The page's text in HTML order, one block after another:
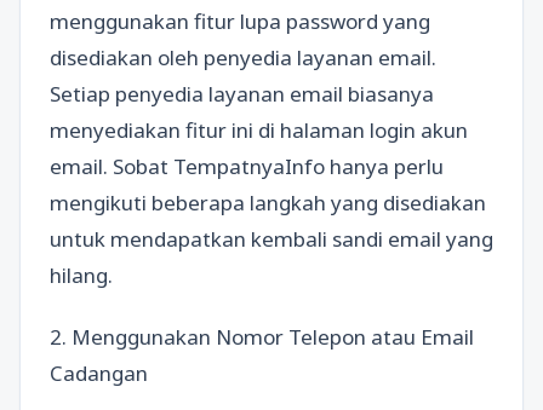
menggunakan fitur lupa password yang
disediakan oleh penyedia layanan email.
Setiap penyedia layanan email biasanya
menyediakan fitur ini di halaman login akun
email. Sobat TempatnyaInfo hanya perlu
mengikuti beberapa langkah yang disediakan
untuk mendapatkan kembali sandi email yang
hilang.
2. Menggunakan Nomor Telepon atau Email
Cadangan